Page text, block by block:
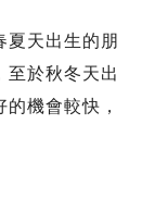
夏天出生的朋
至於秋冬天出
機會較快，